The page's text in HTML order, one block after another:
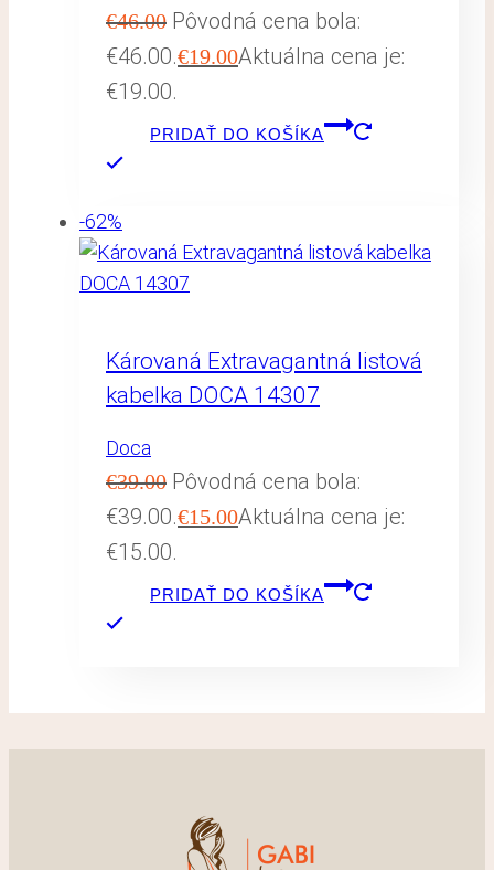
€46.00 Pôvodná cena bola:
€46.00.€19.00Aktuálna cena je:
€19.00.
PRIDAŤ DO KOŠÍKA
-62%
Károvaná Extravagantná listová
kabelka DOCA 14307
Doca
€39.00 Pôvodná cena bola:
€39.00.€15.00Aktuálna cena je:
€15.00.
PRIDAŤ DO KOŠÍKA